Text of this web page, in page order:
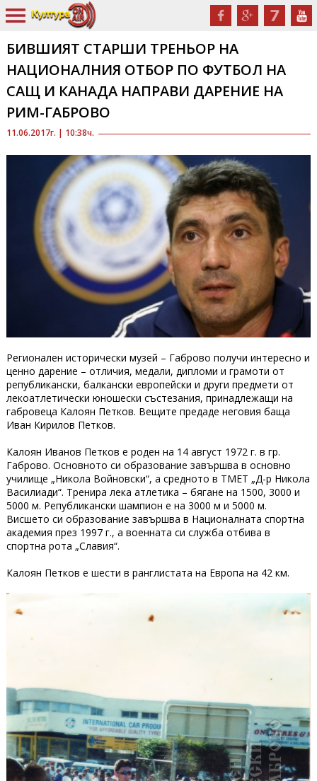
11.06.2017г. | 10:38ч.
БИВШИЯТ СТАРШИ ТРЕНЬОР НА
НАЦИОНАЛНИЯ ОТБОР ПО ФУТБОЛ НА
САЩ И КАНАДА НАПРАВИ ДАРЕНИЕ НА
РИМ-ГАБРОВО
Регионален исторически музей – Габрово получи интересно и
ценно дарение – отличия, медали, дипломи и грамоти от
републикански, балкански европейски и други предмети от
лекоатлетически юношески състезания, принадлежащи на
габровеца Калоян Петков. Вещите предаде неговия баща
Иван Кирилов Петков.
Калоян Иванов Петков е роден на 14 август 1972 г. в гр.
Габрово. Основното си образование завършва в основно
училище „Никола Войновски“, а средното в ТМЕТ „Д-р Никола
Василиади“. Тренира лека атлетика – бягане на 1500, 3000 и
5000 м. Републикански шампион е на 3000 м и 5000 м.
Висшето си образование завършва в Националната спортна
академия през 1997 г., а военната си служба отбива в
спортна рота „Славия“.
Калоян Петков е шести в ранглистата на Европа на 42 км.